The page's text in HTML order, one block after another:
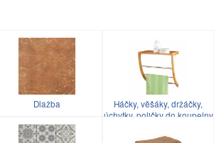
Dlažba
Háčky, věšáky, držáčky,
úchytky, poličky do koupelny